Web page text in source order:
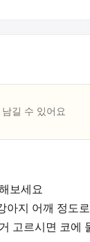
남길 수 있어요
보세요
아지 어깨 정도
고르시면 코에